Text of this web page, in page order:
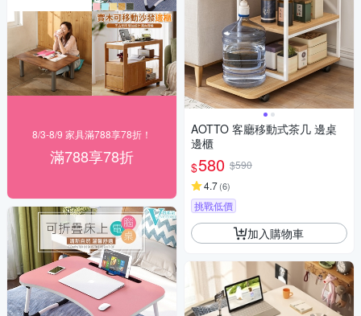
8/3-8/9 家具滿788享78折！
滿788享78折
AOTTO 客廳移動式茶几 邊桌
邊櫃
$580 $590
4.7(6)
挑戰低價
加入購物車